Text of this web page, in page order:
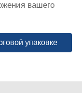
вашего
упаковке